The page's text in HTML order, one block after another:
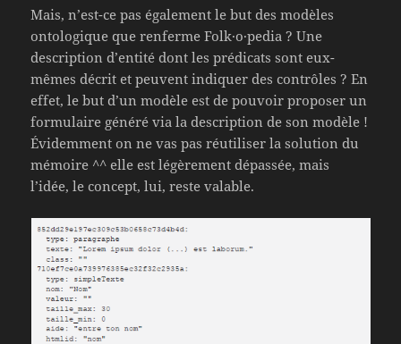
Mais, n’est-ce pas également le but des modèles
ontologique que renferme Folk·o·pedia ? Une
description d’entité dont les prédicats sont eux-
mêmes décrit et peuvent indiquer des contrôles ? En
effet, le but d’un modèle est de pouvoir proposer un
formulaire généré via la description de son modèle !
Évidemment on ne vas pas réutiliser la solution du
mémoire ^^ elle est légèrement dépassée, mais
l’idée, le concept, lui, reste valable.